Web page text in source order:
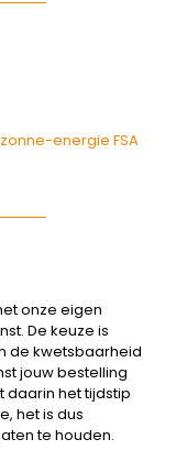
energie FSA
onze eigen
De keuze is
de kwetsbaarheid
jouw bestelling
daarin het tijdstip
het is dus
te houden.